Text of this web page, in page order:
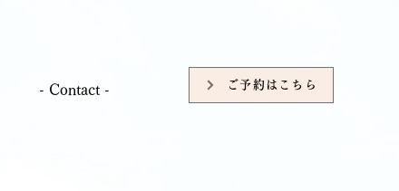
- Contact - ご予約はこちら